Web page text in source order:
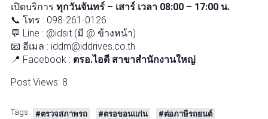
เปิดบริการ ทุกวันจันทร์ – เสาร์ เวลา 08:00 – 17:00 น.
📞 โทร : 098-261-0126
💬 Line : @idsit (มี @ ข้างหน้า)
📧 อีเมล : iddm@iddrives.co.th
📍 Facebook : ตรอ.ไอดี สาขาสำนักงานใหญ่
Post Views: 8
Tags: #ตรวจสภาพรถ #ตรอขอนแก่น
#ต่อภาษีรถยนต์